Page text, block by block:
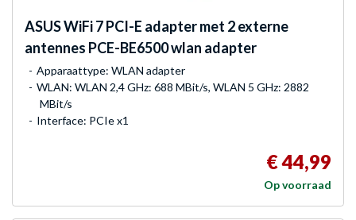
ASUSWiFi 7 PCI-E adapter met 2 externe
antennes PCE-BE6500 wlan adapter
Apparaattype: WLAN adapter
WLAN: WLAN 2,4 GHz: 688 MBit/s, WLAN 5 GHz: 2882
MBit/s
Interface: PCIe x1
€ 44,99
Op voorraad